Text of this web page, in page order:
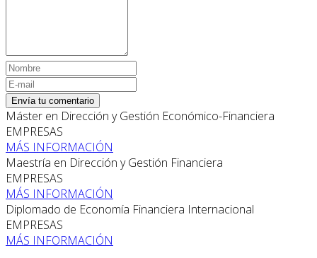
Envía tu comentario
Máster en Dirección y Gestión Económico-Financiera
EMPRESAS
MÁS INFORMACIÓN
Maestría en Dirección y Gestión Financiera
EMPRESAS
MÁS INFORMACIÓN
Diplomado de Economía Financiera Internacional
EMPRESAS
MÁS INFORMACIÓN